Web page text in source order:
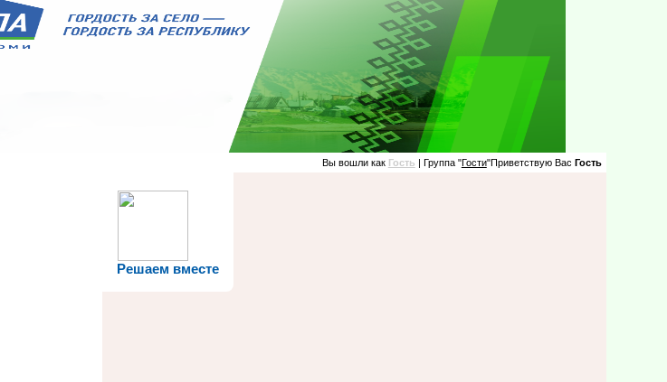
Вы вошли как Гость | Группа "Гости"Приветствую Вас Гость
Решаем вместе